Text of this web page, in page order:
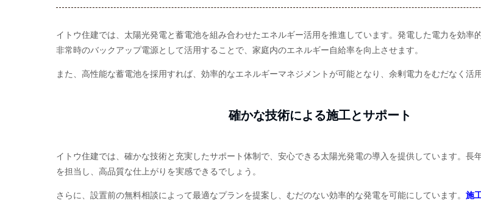
イトウ住建では、太陽光発電と蓄電池を組み合わせたエネルギー活用を推進しています。発電した電力を効率
非常時のバックアップ電源として活用することで、家庭内のエネルギー自給率を向上させます。
また、高性能な蓄電池を採用すれば、効率的なエネルギーマネジメントが可能となり、余剰電力をむだなく活
確かな技術による施工とサポート
イトウ住建では、確かな技術と充実したサポート体制で、安心できる太陽光発電の導入を提供しています。長
を担当し、高品質な仕上がりを実感できるでしょう。
さらに、設置前の無料相談によって最適なプランを提案し、むだのない効率的な発電を可能にしています。施